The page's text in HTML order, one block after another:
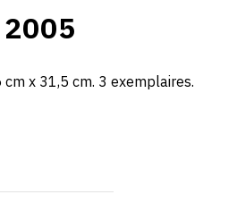
x 31,5 cm. 3 exemplaires.